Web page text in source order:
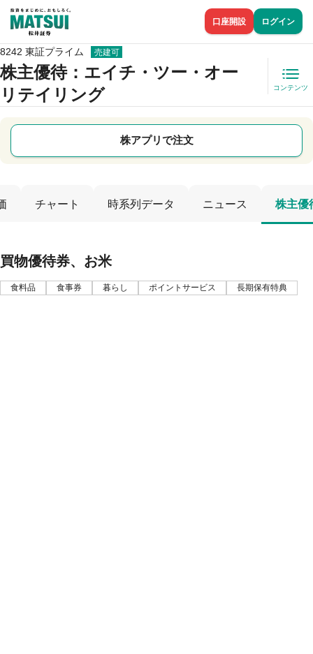
口座開設 ログイン
8242 東証プライム 売建可
株主優待：エイチ・ツー・オー
リテイリング
コンテンツ
株アプリで注文
チャート 時系列データ ニュース 株主優
買物優待券、お米
食料品 食事券 暮らし ポイントサービス 長期保有特典